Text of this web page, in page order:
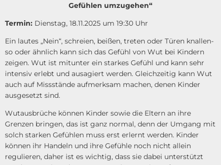
Gefühlen umzugehen“
Termin: Dienstag, 18.11.2025 um 19:30 Uhr
Ein lautes „Nein“, schreien, beißen, treten oder Türen knallen-
so oder ähnlich kann sich das Gefühl von Wut bei Kindern
zeigen. Wut ist mitunter ein starkes Gefühl und kann sehr
intensiv erlebt und ausagiert werden. Gleichzeitig kann Wut
auch auf Missstände aufmerksam machen, denen Kinder
ausgesetzt sind.
Wutausbrüche können Kinder sowie die Eltern an ihre
Grenzen bringen, das ist ganz normal, denn der Umgang mit
solch starken Gefühlen muss erst erlernt werden. Kinder
können ihr Handeln und ihre Gefühle noch nicht allein
regulieren, daher ist es wichtig, dass sie dabei unterstützt